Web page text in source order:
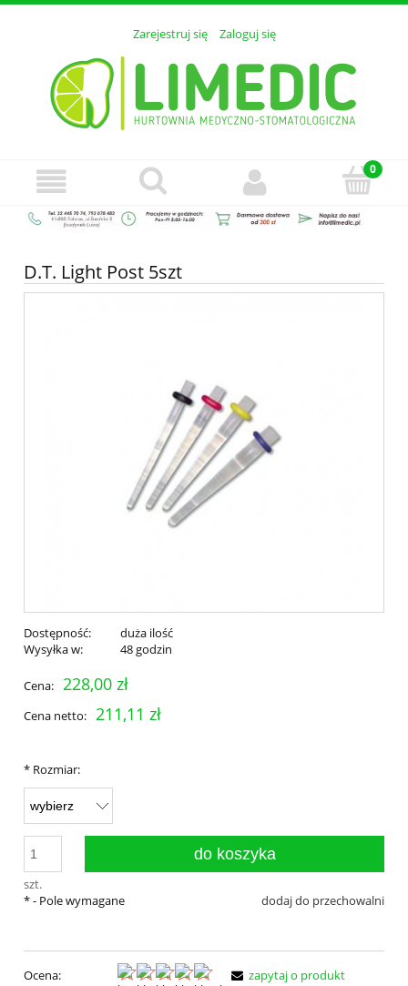
Zarejestruj się Zaloguj się
D.T. Light Post 5szt
Dostępność:
duża ilość
Wysyłka w:
48 godzin
Cena: 228,00 zł
Cena netto: 211,11 zł
* Rozmiar:
szt.
do koszyka
dodaj do przechowalni
*- Pole wymagane
Ocena:
zapytaj o produkt